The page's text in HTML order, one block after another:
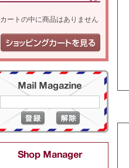
カートの中に商品はありません